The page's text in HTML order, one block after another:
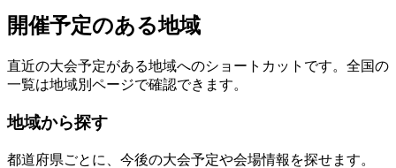
開催予定のある地域
直近の大会予定がある地域へのショートカットです。全国の
一覧は地域別ページで確認できます。
地域から探す
都道府県ごとに、今後の大会予定や会場情報を探せます。